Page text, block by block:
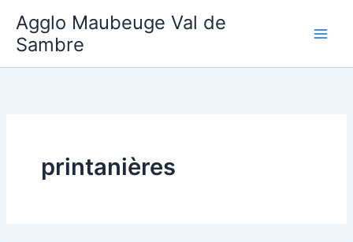
contenu
Agglo Maubeuge Val de
Sambre
printanières